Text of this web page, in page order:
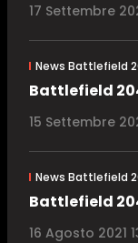
17 Settembre
News Battlefield
Battlefield
15 Settembre
News Battlefield
Battlefield
16 Agosto 2021